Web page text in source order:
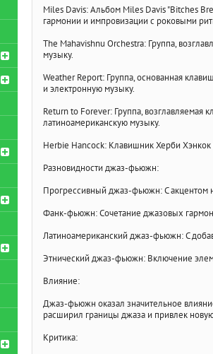
Miles Davis: Альбом Miles Davis "Bitches
гармонии и импровизации с роковыми
The Mahavishnu Orchestra: Группа,
музыку.
Weather Report: Группа, основанная
и электронную музыку.
Return to Forever: Группа, возглавляемая
латиноамериканскую музыку.
Herbie Hancock: Клавишник Херби Хэнкок
Разновидности джаз-фьюжн:
Прогрессивный джаз-фьюжн: С акцентом
Фанк-фьюжн: Сочетание джазовых
Латиноамериканский джаз-фьюжн: С
Этнический джаз-фьюжн: Включение
Влияние:
Джаз-фьюжн оказал значительное
расширил границы джаза и привлек
Критика: